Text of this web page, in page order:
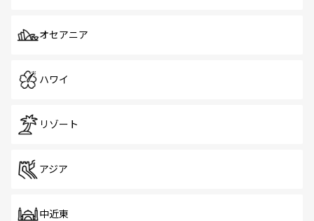
オセアニア
ハワイ
リゾート
アジア
中近東